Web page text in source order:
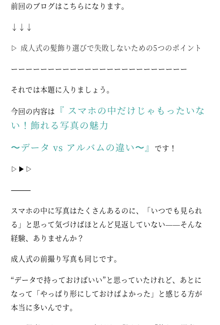
前回のブログはこちらになります。
↓↓↓
▷ 成人式の髪飾り選びで失敗しないための5つのポイント
ーーーーーーーーーーーーーーーーーーーーーーーー
それでは本題に入りましょう。
今回の内容は 『 スマホの中だけじゃもったいな
い！飾れる写真の魅力
〜データ vs アルバムの違い〜 』です！
▷▶▷
⸻
スマホの中に写真はたくさんあるのに、「いつでも見られ
る」と思って気づけばほとんど見返していない——そんな
経験、ありませんか？
成人式の前撮り写真も同じです。
“データで持っておけばいい”と思っていたけれど、あとに
なって「やっぱり形にしておけばよかった」と感じる方が
本当に多いんです。